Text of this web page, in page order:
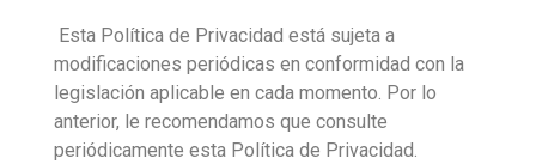
Esta Política de Privacidad está sujeta a
modificaciones periódicas en conformidad con la
legislación aplicable en cada momento. Por lo
anterior, le recomendamos que consulte
periódicamente esta Política de Privacidad.